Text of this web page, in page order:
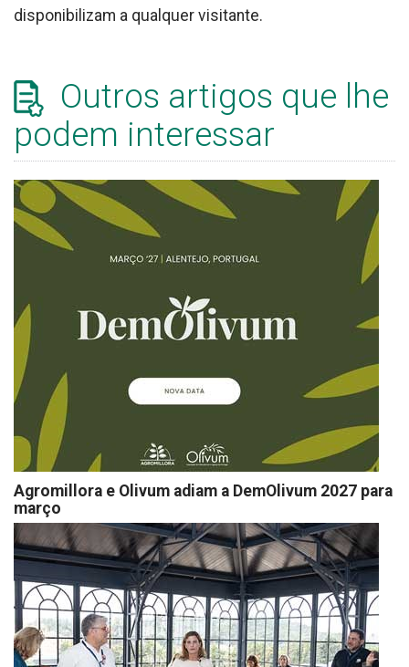
disponibilizam a qualquer visitante.
Outros artigos que lhe
podem interessar
Agromillora e Olivum adiam a DemOlivum 2027 para
março